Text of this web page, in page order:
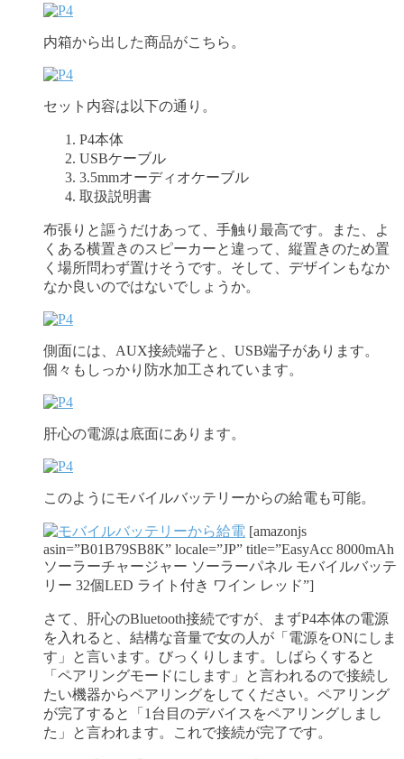
内箱から出した商品がこちら。
セット内容は以下の通り。
P4本体
USBケーブル
3.5mmオーディオケーブル
取扱説明書
布張りと謳うだけあって、手触り最高です。また、よ
くある横置きのスピーカーと違って、縦置きのため置
く場所問わず置けそうです。そして、デザインもなか
なか良いのではないでしょうか。
側面には、AUX接続端子と、USB端子があります。
個々もしっかり防水加工されています。
肝心の電源は底面にあります。
このようにモバイルバッテリーからの給電も可能。
[amazonjs
asin=”B01B79SB8K” locale=”JP” title=”EasyAcc 8000mAh
ソーラーチャージャー ソーラーパネル モバイルバッテ
リー 32個LED ライト付き ワイン レッド”]
さて、肝心のBluetooth接続ですが、まずP4本体の電源
を入れると、結構な音量で女の人が「電源をONにしま
す」と言います。びっくりします。しばらくすると
「ペアリングモードにします」と言われるので接続し
たい機器からペアリングをしてください。ペアリング
が完了すると「1台目のデバイスをペアリングしまし
た」と言われます。これで接続が完了です。